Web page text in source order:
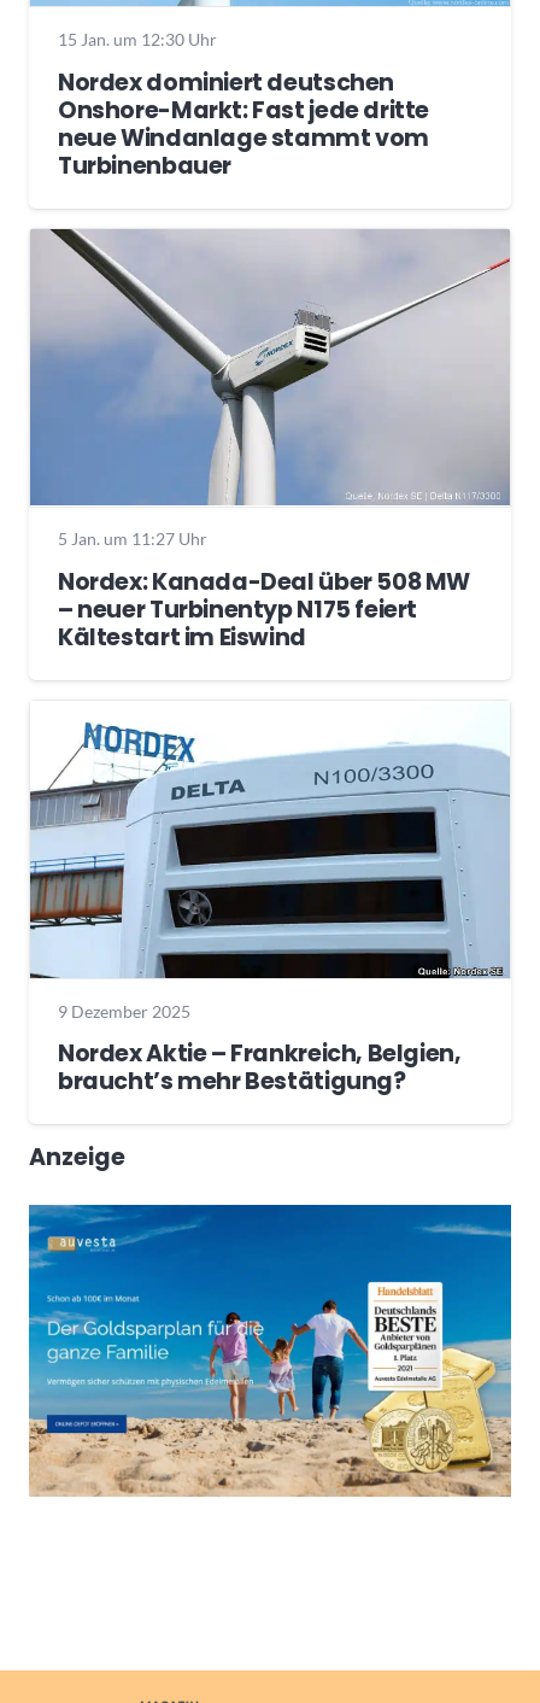
15 Jan. um 12:30 Uhr
Nordex dominiert deutschen
Onshore-Markt: Fast jede dritte
neue Windanlage stammt vom
Turbinenbauer
5 Jan. um 11:27 Uhr
Nordex: Kanada-Deal über 508 MW
– neuer Turbinentyp N175 feiert
Kältestart im Eiswind
9 Dezember 2025
Nordex Aktie – Frankreich, Belgien,
braucht’s mehr Bestätigung?
Anzeige